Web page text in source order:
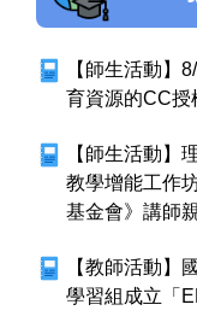
【師生活動】
育資源的CC授
【師生活動】
教學增能工作
基金會》講師
【教師活動】
學習組成立「